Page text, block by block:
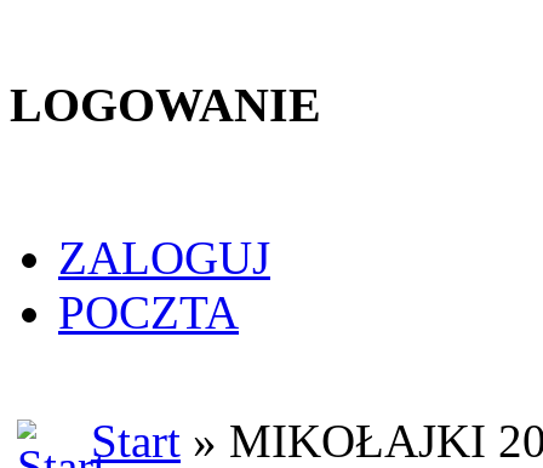
LOGOWANIE
ZALOGUJ
POCZTA
Start » MIKOŁAJKI